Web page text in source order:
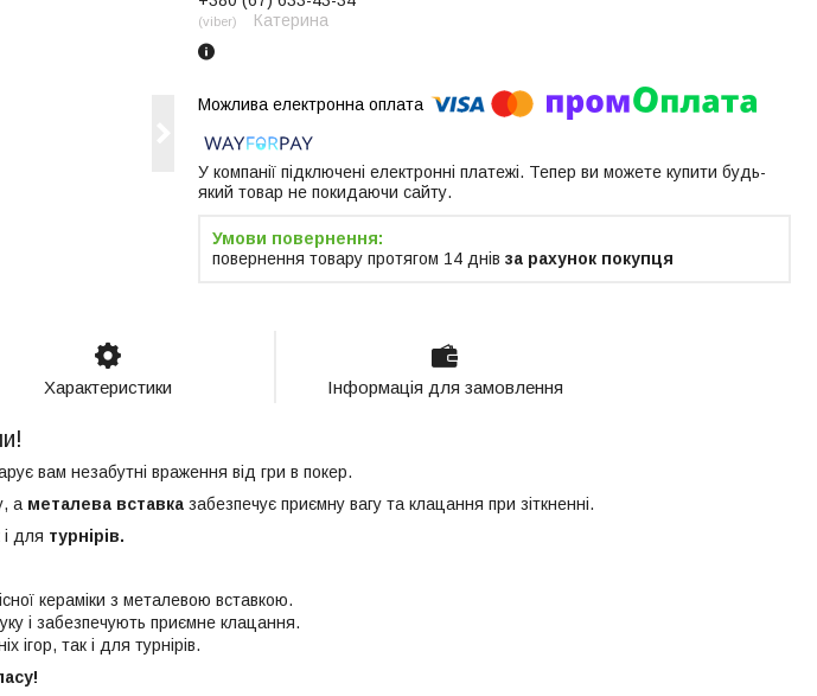
viber Катерина
У компанії підключені електронні платежі. Тепер ви можете купити будь-
який товар не покидаючи сайту.
повернення товару протягом 14 днів за рахунок покупця
Характеристики Інформація для замовлення
вам незабутні враження від гри в покер.
а металева вставка забезпечує приємну вагу та клацання при зіткненні.
і для турнірів.
кераміки з металевою вставкою.
і забезпечують приємне клацання.
ігор, так і для турнірів.